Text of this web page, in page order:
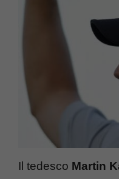
Il tedesco Martin